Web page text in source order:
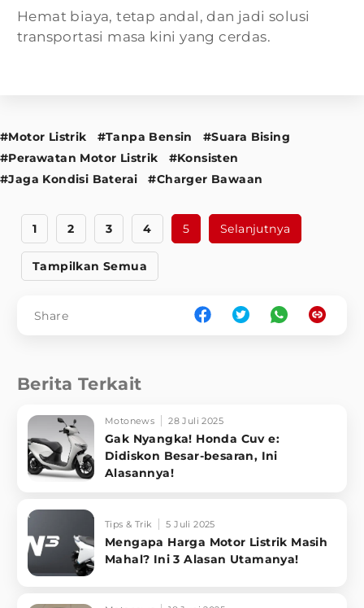
Hemat biaya, tetap andal, dan jadi solusi
transportasi masa kini yang cerdas.
#Motor Listrik #Tanpa Bensin
#Suara Bising
#Perawatan Motor Listrik
#Konsisten
#Jaga Kondisi Baterai
#Charger Bawaan
1 2 3 4 5 Selanjutnya
Tampilkan Semua
Share
Berita Terkait
Motonews 28 Juli 2025
Gak Nyangka! Honda Cuv e:
Didiskon Besar-besaran, Ini
Alasannya!
Tips & Trik 5 Juli 2025
Mengapa Harga Motor Listrik Masih
Mahal? Ini 3 Alasan Utamanya!